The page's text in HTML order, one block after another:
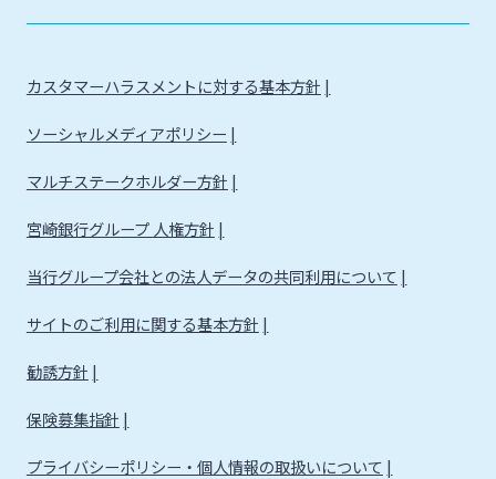
カスタマーハラスメントに対する基本方針
ソーシャルメディアポリシー
マルチステークホルダー方針
宮崎銀行グループ 人権方針
当行グループ会社との法人データの共同利用について
サイトのご利用に関する基本方針
勧誘方針
保険募集指針
プライバシーポリシー・個人情報の取扱いについて